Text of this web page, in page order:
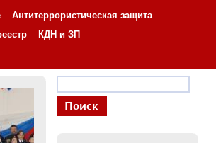
Антитеррористическая защита
КДН и ЗП